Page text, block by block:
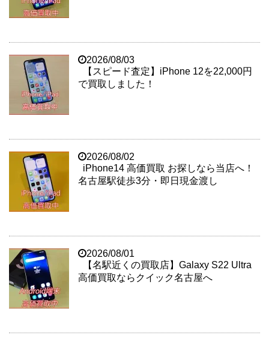
2026/08/03
【スピード査定】iPhone 12を22,000円
で買取しました！
2026/08/02
iPhone14 高価買取 お探しなら当店へ！
名古屋駅徒歩3分・即日現金渡し
2026/08/01
【名駅近くの買取店】Galaxy S22 Ultra
高価買取ならクイック名古屋へ